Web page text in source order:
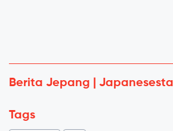
Berita Jepang |
Tags